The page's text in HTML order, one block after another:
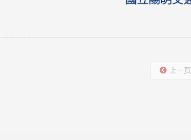
上一頁